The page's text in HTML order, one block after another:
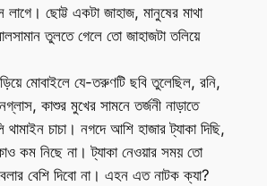
লাগে। ছোট্ট একটা জাহাজ, মানুষের মাথা
তুলতে গেলে তো জাহাজটা তলিয়ে
মোবাইলে যে-তরুণটি ছবি তুলেছিল, রনি,
কাশুর মুখের সামনে তর্জনী নাড়াতে
থামাইন চাচা। নগদে আশি হাজার ট্যাকা দিছি,
কম নিছে না। ট্যাকা নেওয়ার সময় তো
বেশি দিবো না। এহন এত নাটক ক্যা?